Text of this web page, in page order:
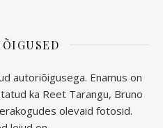
autoriõigusega. Enamus on
ka Reet Tarangu, Bruno
olevaid fotosid.